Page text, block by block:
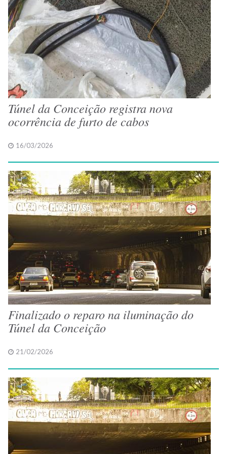
Túnel da Conceição registra nova
ocorrência de furto de cabos
16/03/2026
Finalizado o reparo na iluminação do
Túnel da Conceição
21/02/2026